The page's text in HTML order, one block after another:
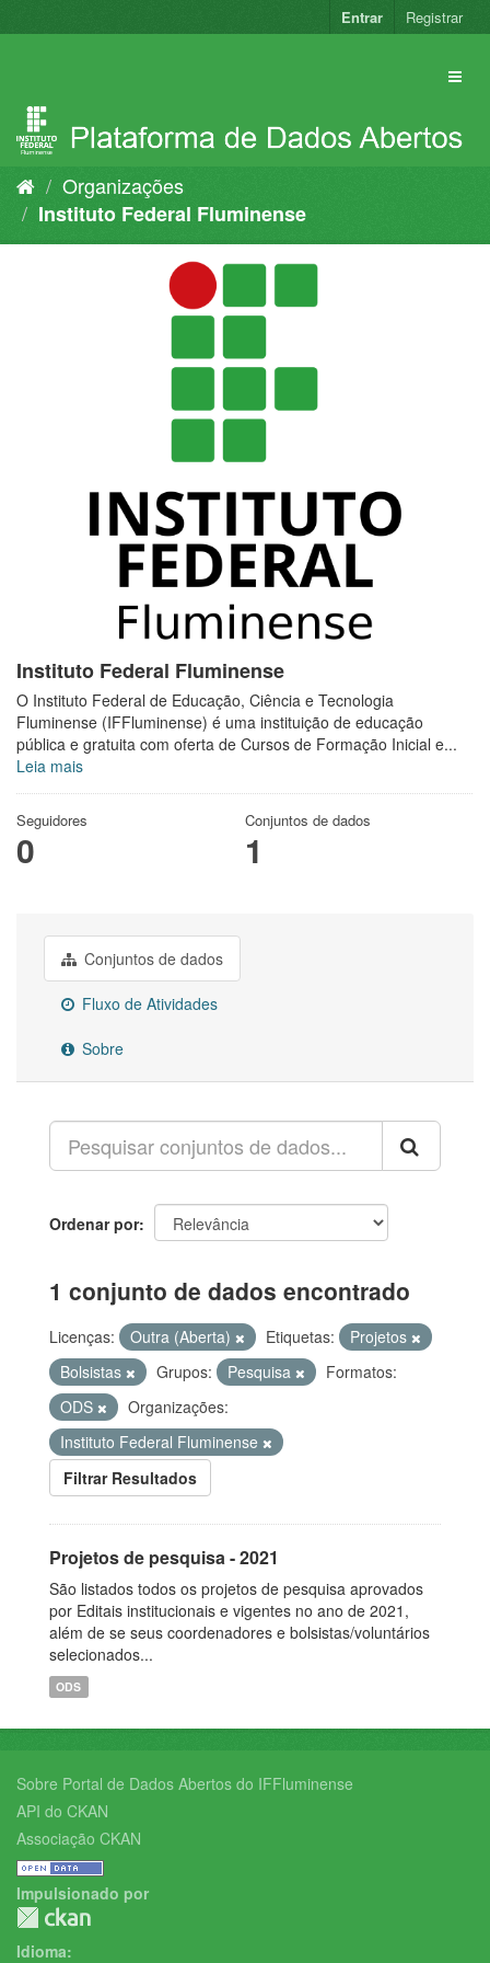
para
Entrar Registrar
Organizações
Instituto Federal Fluminense
Instituto Federal Fluminense
O Instituto Federal de Educação, Ciência e Tecnologia
Fluminense (IFFluminense) é uma instituição de educação
pública e gratuita com oferta de Cursos de Formação Inicial e...
Leia mais
Seguidores
0
Conjuntos de dados
1
Conjuntos de dados
Fluxo de Atividades
Sobre
Ordenar por
1 conjunto de dados encontrado
Licenças: Outra (Aberta) Etiquetas:
Projetos
Bolsistas
Grupos: Pesquisa
Formatos:
ODS
Organizações:
Instituto Federal Fluminense
Filtrar Resultados
Projetos de pesquisa - 2021
São listados todos os projetos de pesquisa aprovados
por Editais institucionais e vigentes no ano de 2021,
além de se seus coordenadores e bolsistas/voluntários
selecionados...
ODS
Sobre Portal de Dados Abertos do IFFluminense
API do CKAN
Associação CKAN
Impulsionado por
Idioma